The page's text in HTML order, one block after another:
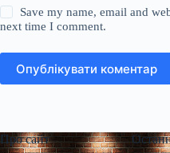
Save my name, email and
next time I comment.
Опублікувати коментар
Про сайт